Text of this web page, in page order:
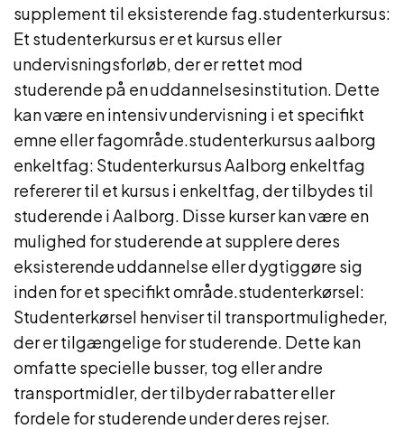
supplement til eksisterende fag.studenterkursus:
Et studenterkursus er et kursus eller
undervisningsforløb, der er rettet mod
studerende på en uddannelsesinstitution. Dette
kan være en intensiv undervisning i et specifikt
emne eller fagområde.studenterkursus aalborg
enkeltfag: Studenterkursus Aalborg enkeltfag
refererer til et kursus i enkeltfag, der tilbydes til
studerende i Aalborg. Disse kurser kan være en
mulighed for studerende at supplere deres
eksisterende uddannelse eller dygtiggøre sig
inden for et specifikt område.studenterkørsel:
Studenterkørsel henviser til transportmuligheder,
der er tilgængelige for studerende. Dette kan
omfatte specielle busser, tog eller andre
transportmidler, der tilbyder rabatter eller
fordele for studerende under deres rejser.